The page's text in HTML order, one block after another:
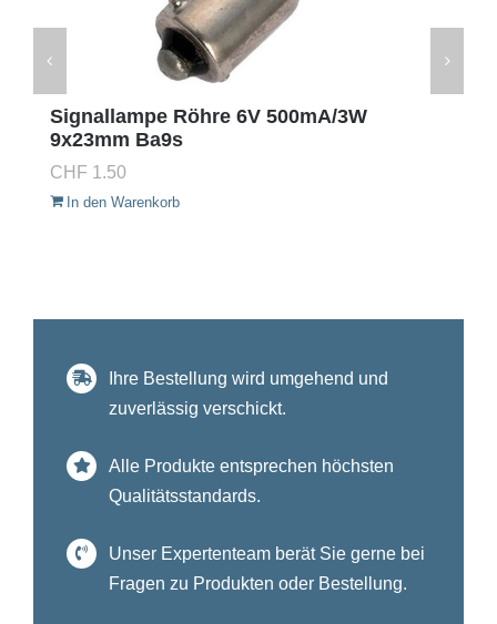
Signallampe Röhre 6V 500mA/3W
9x23mm Ba9s
CHF 1.50
In den Warenkorb
Ihre Bestellung wird umgehend und
zuverlässig verschickt.
Alle Produkte entsprechen höchsten
Qualitätsstandards.
Unser Expertenteam berät Sie gerne bei
Fragen zu Produkten oder Bestellung.